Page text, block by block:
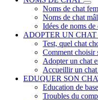
Noms de chat
Noms de chat
Idées de noms de
ADOPTER UN CHAT
Test, quel chat
Comment choisir
Adopter un chat
Accueillir un chat
EDUQUER SON
Education de
Troubles du